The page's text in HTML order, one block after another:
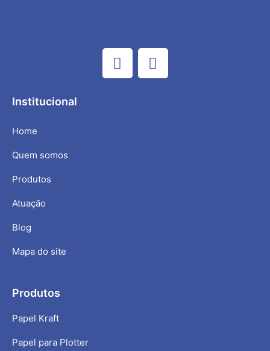
Institucional
Home
Quem somos
Produtos
Atuação
Blog
Mapa do site
Produtos
Papel Kraft
Papel para Plotter